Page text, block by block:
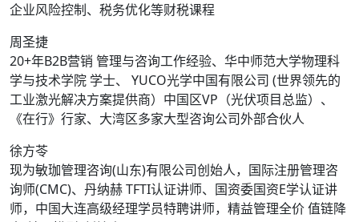
企业风险控制、税务优化等财税课程
周圣捷
20+年B2B营销 管理与咨询工作经验、华中师范大学物理科
学与技术学院 学士、 YUCO光学中国有限公司 (世界领先的
工业激光解决方案提供商）中国区VP（光伏项目总监）、
《在行》行家、大湾区多家大型咨询公司外部合伙人
徐方苓
现为敏珈管理咨询(山东)有限公司创始人，国际注册管理咨
询师(CMC)、丹纳赫 TFTI认证讲师、国资委国资E学认证讲
师，中国大连高级经理学员特聘讲师，精益管理全价 值链降